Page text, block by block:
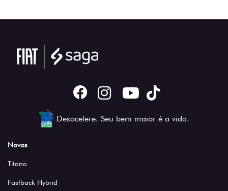
Desacelere. Seu bem maior é a vida.
Novos
Titano
Fastback Hybrid